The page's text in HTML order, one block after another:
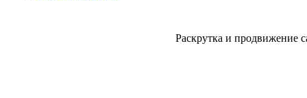
Раскрутка и продвижение